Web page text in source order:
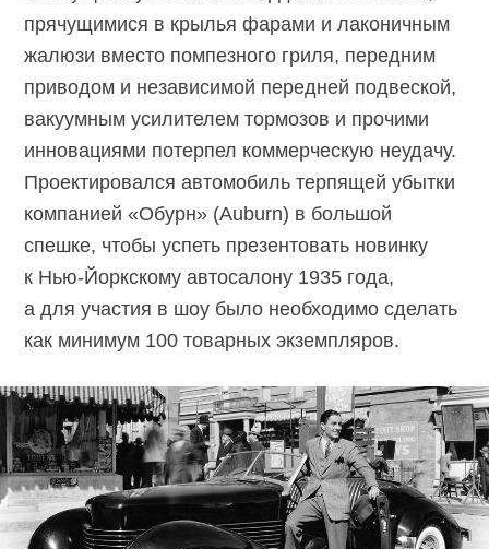
прячущимися в крылья фарами и лаконичным
жалюзи вместо помпезного гриля, передним
приводом и независимой передней подвеской,
вакуумным усилителем тормозов и прочими
инновациями потерпел коммерческую неудачу.
Проектировался автомобиль терпящей убытки
компанией «Обурн» (Auburn) в большой
спешке, чтобы успеть презентовать новинку
к Нью-Йоркскому автосалону 1935 года,
а для участия в шоу было необходимо сделать
как минимум 100 товарных экземпляров.